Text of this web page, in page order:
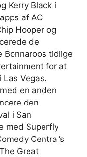
Kerry Black i
af AC
Hooper og
de
Bonnaroos tidlige
for at
Las Vegas.
en anden
den
i San
med Superfly
Central’s
Great